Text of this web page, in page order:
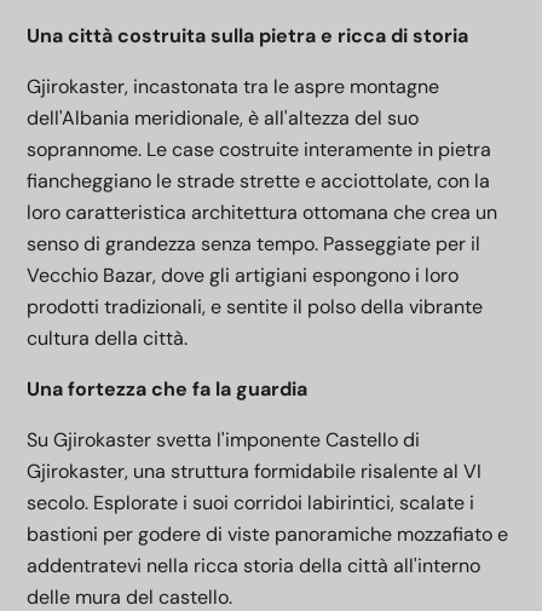
Una città costruita sulla pietra e ricca di storia
Gjirokaster, incastonata tra le aspre montagne
dell'Albania meridionale, è all'altezza del suo
soprannome. Le case costruite interamente in pietra
fiancheggiano le strade strette e acciottolate, con la
loro caratteristica architettura ottomana che crea un
senso di grandezza senza tempo. Passeggiate per il
Vecchio Bazar, dove gli artigiani espongono i loro
prodotti tradizionali, e sentite il polso della vibrante
cultura della città.
Una fortezza che fa la guardia
Su Gjirokaster svetta l'imponente Castello di
Gjirokaster, una struttura formidabile risalente al VI
secolo. Esplorate i suoi corridoi labirintici, scalate i
bastioni per godere di viste panoramiche mozzafiato e
addentratevi nella ricca storia della città all'interno
delle mura del castello.